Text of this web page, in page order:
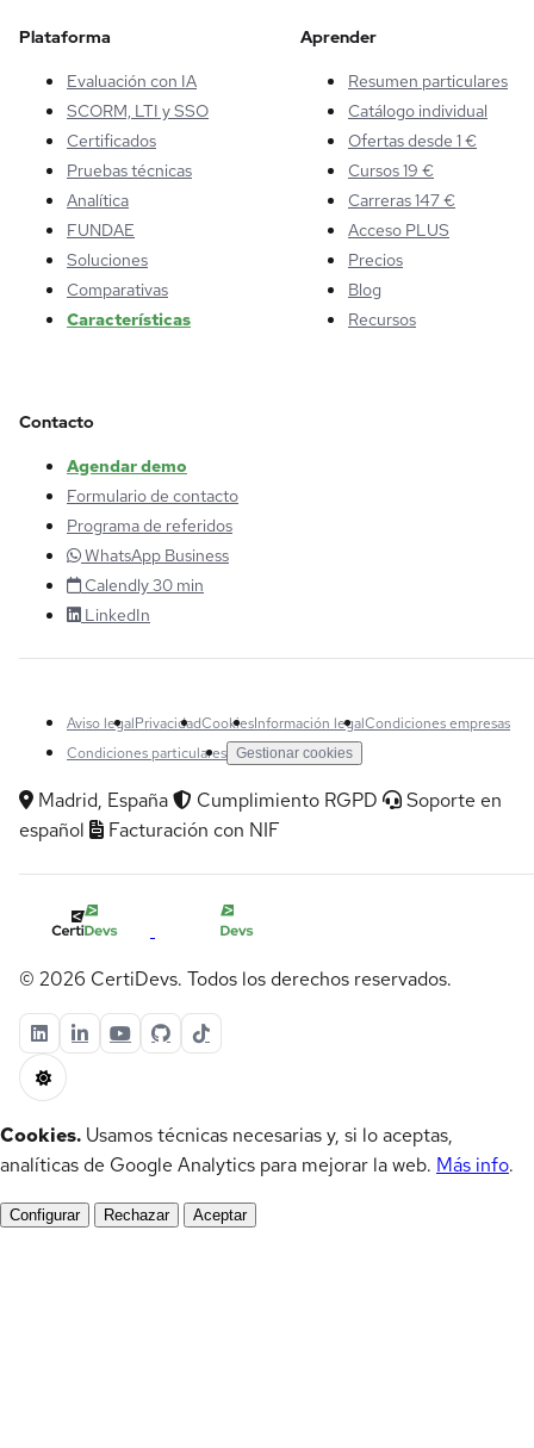
Plataforma
Evaluación con IA
SCORM, LTI y SSO
Certificados
Pruebas técnicas
Analítica
FUNDAE
Soluciones
Comparativas
Características
Aprender
Resumen particulares
Catálogo individual
Ofertas desde 1 €
Cursos 19 €
Carreras 147 €
Acceso PLUS
Precios
Blog
Recursos
Contacto
Agendar demo
Formulario de contacto
Programa de referidos
WhatsApp Business
Calendly 30 min
LinkedIn
Aviso legalPrivacidadCookiesInformación legalCondiciones empresas
Condiciones particulares Gestionar cookies
Madrid, España Cumplimiento RGPD
Soporte en
español
Facturación con NIF
© 2026 CertiDevs. Todos los derechos reservados.
Cookies. Usamos técnicas necesarias y, si lo aceptas,
analíticas de Google Analytics para mejorar la web. Más info.
Configurar Rechazar Aceptar